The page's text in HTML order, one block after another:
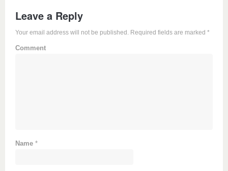
Leave a Reply
Your email address will not be published. Required fields are marked *
Comment
Name *